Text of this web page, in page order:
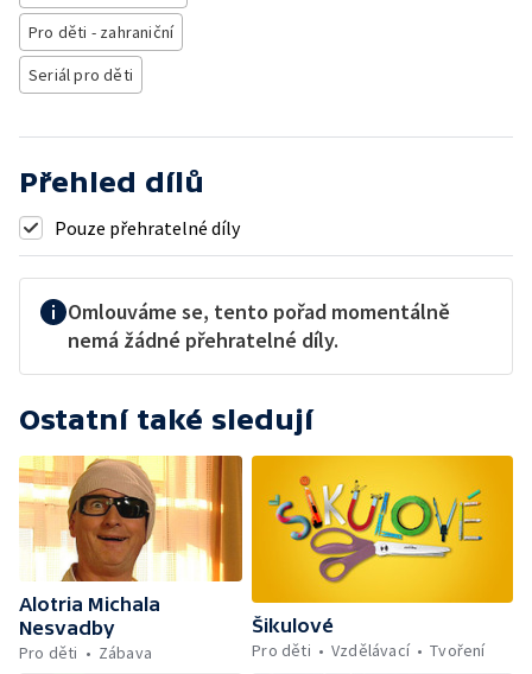
Pro děti - zahraniční
Seriál pro děti
Přehled dílů
Pouze přehratelné díly
Omlouváme se, tento pořad momentálně
nemá žádné přehratelné díly.
Ostatní také sledují
Alotria Michala
Nesvadby
Pro děti
Zábava
Šikulové
Pro děti
Vzdělávací Tvoření